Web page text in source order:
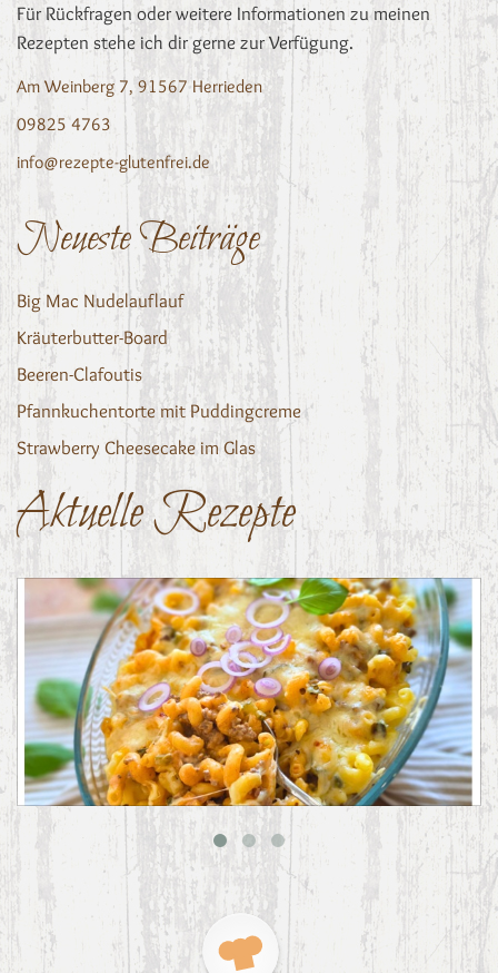
Für Rückfragen oder weitere Informationen zu meinen
Rezepten stehe ich dir gerne zur Verfügung.
Am Weinberg 7, 91567 Herrieden
09825 4763
info@rezepte-glutenfrei.de
Neueste Beiträge
Big Mac Nudelauflauf
Kräuterbutter-Board
Beeren-Clafoutis
Pfannkuchentorte mit Puddingcreme
Strawberry Cheesecake im Glas
Aktuelle Rezepte
Big Mac Nudelauflauf